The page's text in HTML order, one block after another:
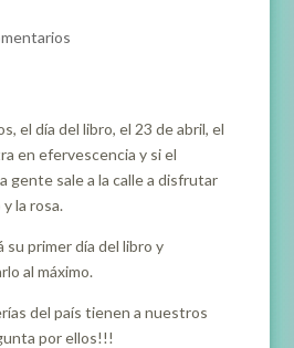
el día del libro, el 23 de abril, el
en efervescencia y si el
gente sale a la calle a disfrutar
la rosa.
su primer día del libro y
al máximo.
del país tienen a nuestros
por ellos!!!